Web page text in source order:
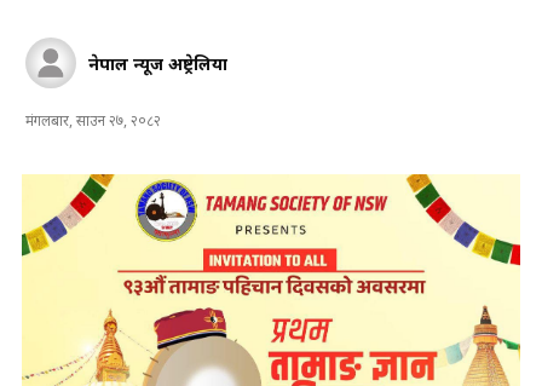
नेपाल न्यूज अष्ट्रेलिया
मंगलबार, साउन २७, २०८२